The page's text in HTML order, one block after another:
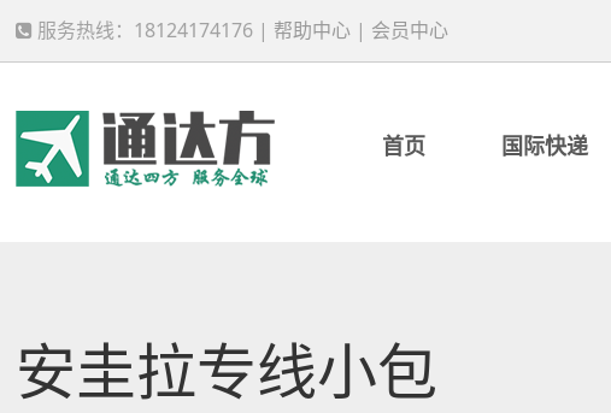
服务热线：18124174176 | 帮助中心 | 会员中心
首页 国际快递
安圭拉专线小包